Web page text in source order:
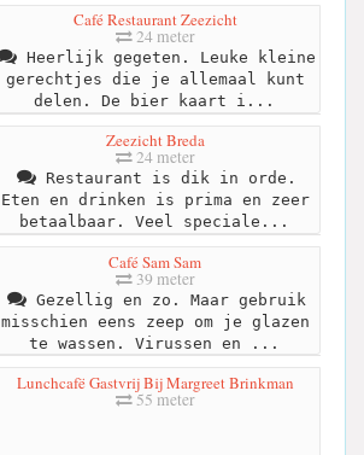
Café Restaurant Zeezicht
24 meter
Heerlijk gegeten. Leuke kleine
gerechtjes die je allemaal kunt
delen. De bier kaart i...
Zeezicht Breda
24 meter
Restaurant is dik in orde.
Eten en drinken is prima en zeer
betaalbaar. Veel speciale...
Café Sam Sam
39 meter
Gezellig en zo. Maar gebruik
misschien eens zeep om je glazen
te wassen. Virussen en ...
Lunchcafë Gastvrij Bij Margreet Brinkman
55 meter